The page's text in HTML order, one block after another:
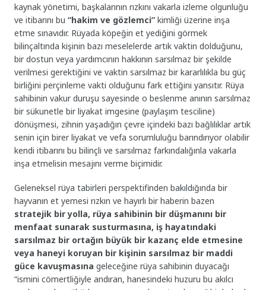
kaynak yönetimi, başkalarının rızkını vakarla izleme olgunluğu
ve itibarını bu“hakim ve gözlemci” kimliği üzerine inşa
etme sınavıdır. Rüyada köpeğin et yediğini görmek
bilinçaltında kişinin bazı meselelerde artık vaktin dolduğunu,
bir dostun veya yardımcının hakkının sarsılmaz bir şekilde
verilmesi gerektiğini ve vaktin sarsılmaz bir kararlılıkla bu güç
birliğini perçinleme vakti olduğunu fark ettiğini yansıtır. Rüya
sahibinin vakur duruşu sayesinde o beslenme anının sarsılmaz
bir sükunetle bir liyakat imgesine (paylaşım tesciline)
dönüşmesi, zihnin yaşadığın çevre içindeki bazı bağlılıklar artık
senin için birer liyakat ve vefa sorumluluğu barındırıyor olabilir
kendi itibarını bu bilinçli ve sarsılmaz farkındalığınla vakarla
inşa etmelisin mesajını verme biçimidir.
Geleneksel rüya tabirleri perspektifinden bakıldığında bir
hayvanın et yemesi rızkın ve hayırlı bir haberin bazen
stratejik bir yolla, rüya sahibinin bir düşmanını bir
menfaat sunarak susturmasına, iş hayatındaki
sarsılmaz bir ortağın büyük bir kazanç elde etmesine
veya haneyi koruyan bir kişinin sarsılmaz bir maddi
güce kavuşmasına geleceğine rüya sahibinin duyacağı
“ismini cömertliğiyle andıran, hanesindeki huzuru bu akılcı